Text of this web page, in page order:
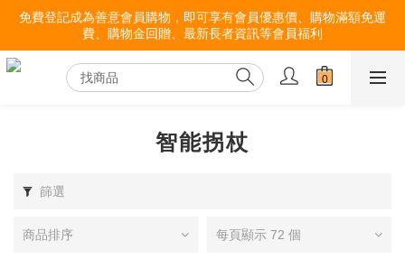
免費登記成為善意會員購物，即可享有會員優惠價、購物滿額免運
費、購物金回贈、最新長者資訊等會員福利
智能拐杖
篩選
商品排序 每頁顯示 72 個